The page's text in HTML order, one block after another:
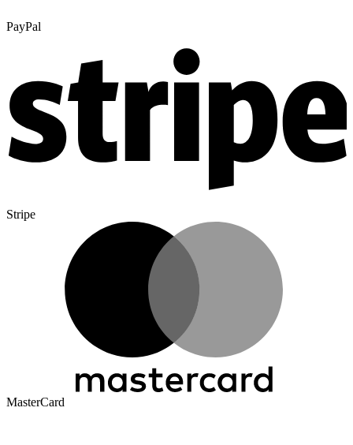
PayPal
Stripe
MasterCard